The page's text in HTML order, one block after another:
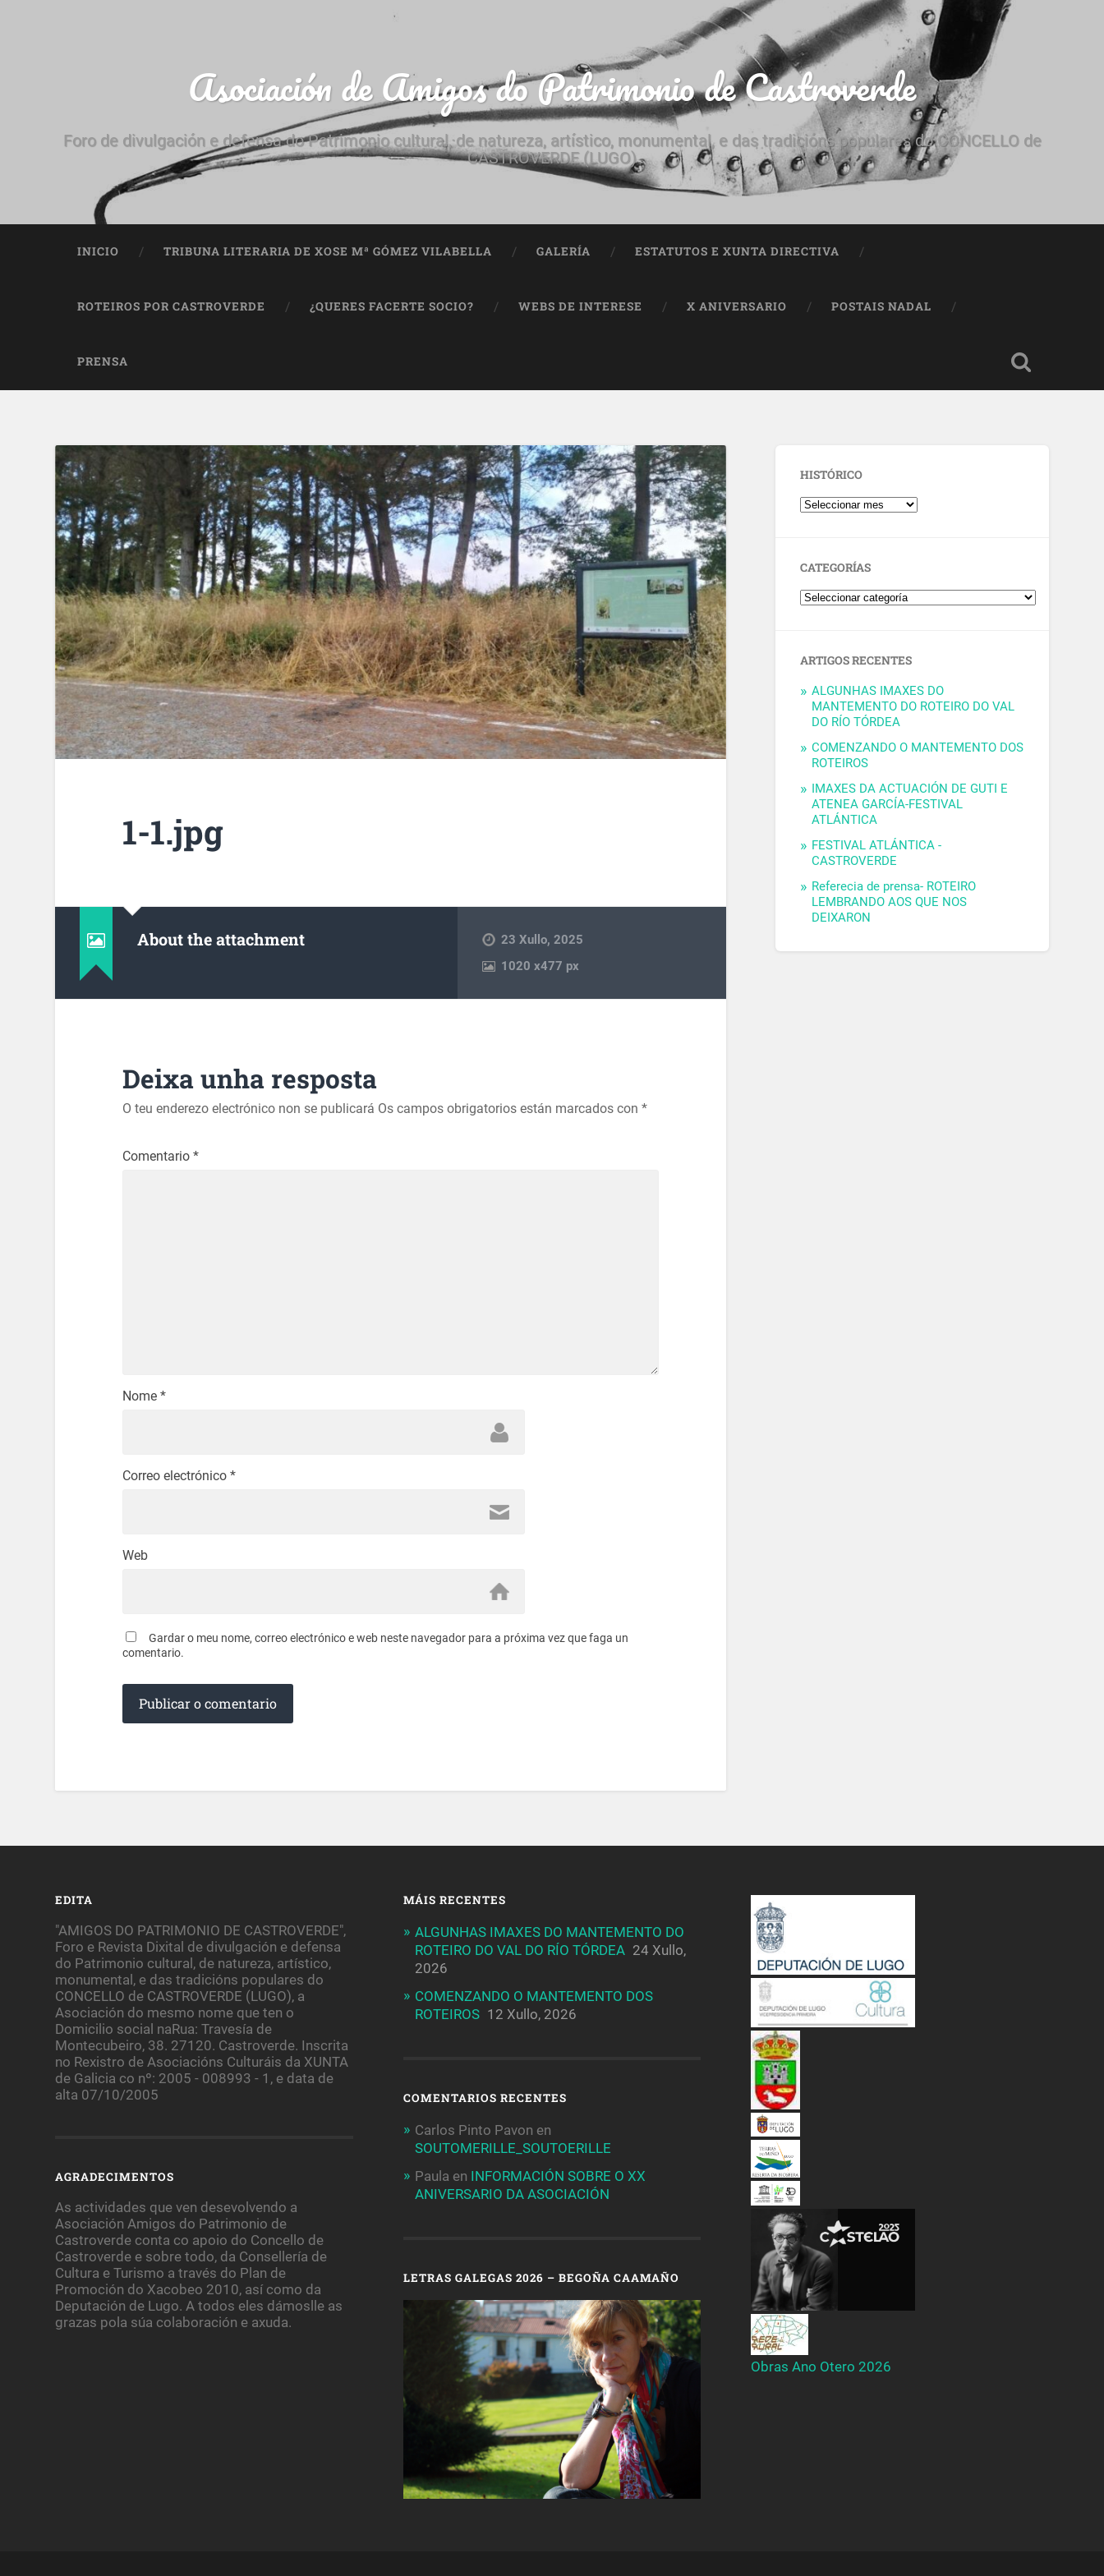
Asociación de Amigos do Patrimonio de Castroverde
Foro de divulgación e defensa do Patrimonio cultural, de natureza, artístico, monumental, e das tradicións populares do CONCELLO de
CASTROVERDE (LUGO)
INICIO TRIBUNA LITERARIA DE XOSE Mª GÓMEZ VILABELLA GALERÍA ESTATUTOS E XUNTA DIRECTIVA
ROTEIROS POR CASTROVERDE ¿QUERES FACERTE SOCIO? WEBS DE INTERESE X ANIVERSARIO POSTAIS NADAL
PRENSA
1-1.jpg
About the attachment
23 Xullo, 2025
1020x477 px
Deixa unha resposta
O teu enderezo electrónico non se publicará Os campos obrigatorios están marcados con *
Comentario *
Nome *
Correo electrónico *
Web
Gardar o meu nome, correo electrónico e web neste navegador para a próxima vez que faga un
comentario.
HISTÓRICO
CATEGORÍAS
ARTIGOS RECENTES
ALGUNHAS IMAXES DO
MANTEMENTO DO ROTEIRO DO VAL
DO RÍO TÓRDEA
COMENZANDO O MANTEMENTO DOS
ROTEIROS
IMAXES DA ACTUACIÓN DE GUTI E
ATENEA GARCÍA-FESTIVAL
ATLÁNTICA
FESTIVAL ATLÁNTICA -
CASTROVERDE
Referecia de prensa- ROTEIRO
LEMBRANDO AOS QUE NOS
DEIXARON
EDITA
"AMIGOS DO PATRIMONIO DE CASTROVERDE",
Foro e Revista Dixital de divulgación e defensa
do Patrimonio cultural, de natureza, artístico,
monumental, e das tradicións populares do
CONCELLO de CASTROVERDE (LUGO), a
Asociación do mesmo nome que ten o
Domicilio social naRua: Travesía de
Montecubeiro, 38. 27120. Castroverde. Inscrita
no Rexistro de Asociacións Culturáis da XUNTA
de Galicia co nº: 2005 - 008993 - 1, e data de
alta 07/10/2005
AGRADECIMENTOS
As actividades que ven desevolvendo a
Asociación Amigos do Patrimonio de
Castroverde conta co apoio do Concello de
Castroverde e sobre todo, da Consellería de
Cultura e Turismo a través do Plan de
Promoción do Xacobeo 2010, así como da
Deputación de Lugo. A todos eles dámoslle as
grazas pola súa colaboración e axuda.
MÁIS RECENTES
ALGUNHAS IMAXES DO MANTEMENTO DO
ROTEIRO DO VAL DO RÍO TÓRDEA 24 Xullo,
2026
COMENZANDO O MANTEMENTO DOS
ROTEIROS 12 Xullo, 2026
COMENTARIOS RECENTES
Carlos Pinto Pavon en
SOUTOMERILLE_SOUTOERILLE
Paula en INFORMACIÓN SOBRE O XX
ANIVERSARIO DA ASOCIACIÓN
LETRAS GALEGAS 2026 – BEGOÑA CAAMAÑO
Obras Ano Otero 2026